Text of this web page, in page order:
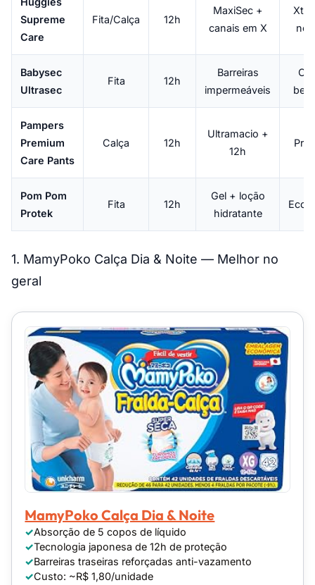
Supreme
Care
Fita/Calça 12h
MaxiSec +
canais em X
Babysec
Ultrasec
Fita 12h
Barreiras
impermeáveis
Pampers
Premium
Care Pants
Calça 12h
Ultramacio +
12h
Pom Pom
Protek
Fita 12h
Gel + loção
hidratante
1. MamyPoko Calça Dia & Noite — Melhor no
geral
MamyPoko Calça Dia & Noite
Absorção de 5 copos de líquido
Tecnologia japonesa de 12h de proteção
Barreiras traseiras reforçadas anti-vazamento
Custo: ~R$ 1,80/unidade